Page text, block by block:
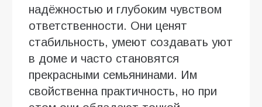
надёжностью и глубоким чувством
ответственности. Они ценят
стабильность, умеют создавать уют
в доме и часто становятся
прекрасными семьянинами. Им
свойственна практичность, но при